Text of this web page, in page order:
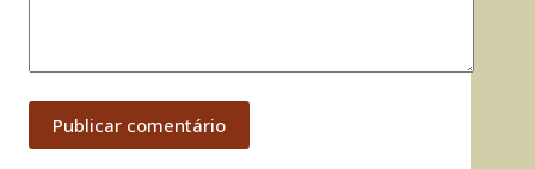
Publicar comentário